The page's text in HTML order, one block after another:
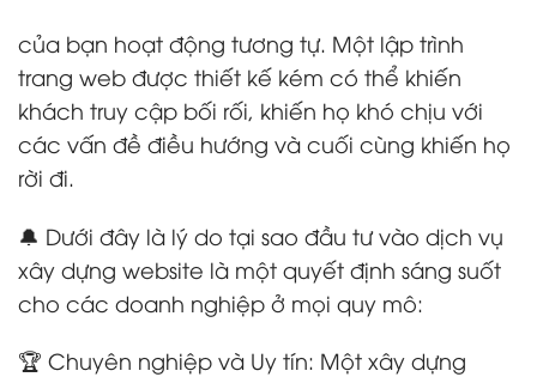
của bạn hoạt động tương tự. Một lập trình
trang web được thiết kế kém có thể khiến
khách truy cập bối rối, khiến họ khó chịu với
các vấn đề điều hướng và cuối cùng khiến họ
rời đi.
🔔 Dưới đây là lý do tại sao đầu tư vào dịch vụ
xây dựng website là một quyết định sáng suốt
cho các doanh nghiệp ở mọi quy mô:
🏆 Chuyên nghiệp và Uy tín: Một xây dựng